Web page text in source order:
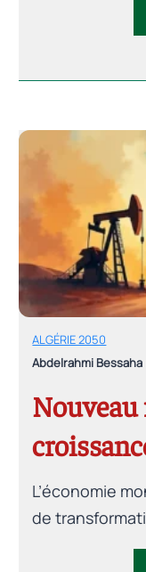
ailleurs :
une
contrainte
exigences de
document
et propose
gouvernance
l’horizon 2050.
ALGÉRIE 2050
Abdelrahmi Bessaha
Nouveau
L’économie
de